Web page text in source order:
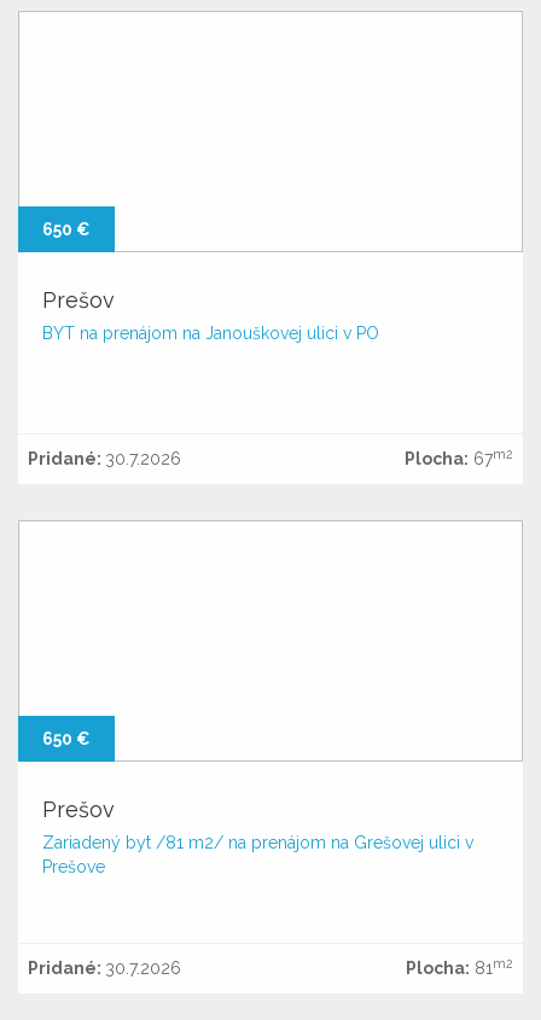
650 €
Prešov
BYT na prenájom na Janouškovej ulici v PO
Pridané: 30.7.2026 Plocha: 67m2
650 €
Prešov
Zariadený byt /81 m2/ na prenájom na Grešovej ulici v
Prešove
Pridané: 30.7.2026 Plocha: 81 m2